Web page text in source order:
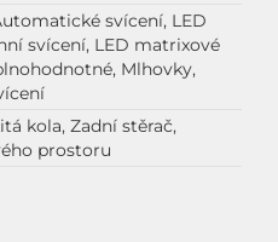
svícení, LED
svícení, LED matrixové
Mlhovky,
kola, Zadní stěrač,
prostoru